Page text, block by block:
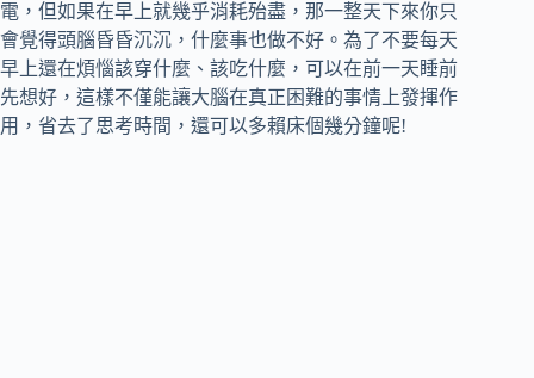
電，但如果在早上就幾乎消耗殆盡，那一整天下來你只
會覺得頭腦昏昏沉沉，什麼事也做不好。為了不要每天
早上還在煩惱該穿什麼、該吃什麼，可以在前一天睡前
先想好，這樣不僅能讓大腦在真正困難的事情上發揮作
用，省去了思考時間，還可以多賴床個幾分鐘呢!